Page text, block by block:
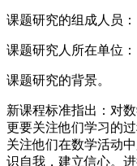
课题研究的组成人员：
课题研究人所在单位：
课题研究的背景。
新课程标准指出：对
更要关注他们学习的
关注他们在数学活动
识自我，建立信心。